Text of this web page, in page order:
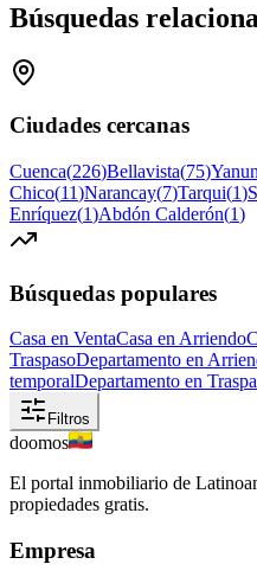
Búsquedas
Ciudades cercanas
Cuenca(226)Bellavista(75)
Chico(11)Narancay(7)Tarqui(1)
Enríquez(1)Abdón Calderón(1)
Búsquedas populares
Casa en VentaCasa en Arriendo
TraspasoDepartamento en
temporalDepartamento en
Filtros
doomos
El portal inmobiliario de
propiedades gratis.
Empresa